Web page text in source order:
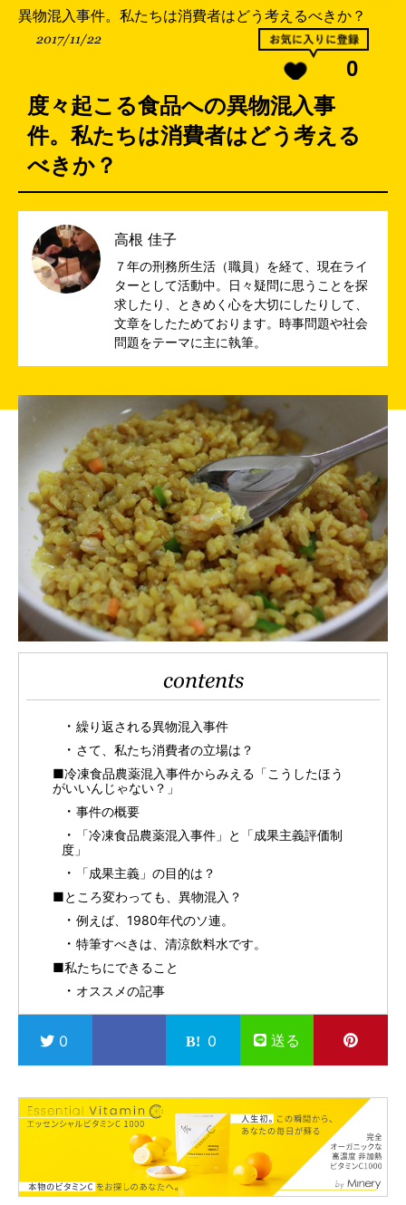
異物混入事件。私たちは消費者はどう考えるべきか？
2017/11/22
0
度々起こる食品への異物混入事
件。私たちは消費者はどう考える
べきか？
高根 佳子
７年の刑務所生活（職員）を経て、現在ライ
ターとして活動中。日々疑問に思うことを探
求したり、ときめく心を大切にしたりして、
文章をしたためております。時事問題や社会
問題をテーマに主に執筆。
contents
繰り返される異物混入事件
さて、私たち消費者の立場は？
■冷凍食品農薬混入事件からみえる「こうしたほう
がいいんじゃない？」
事件の概要
「冷凍食品農薬混入事件」と「成果主義評価制
度」
「成果主義」の目的は？
■ところ変わっても、異物混入？
例えば、1980年代のソ連。
特筆すべきは、清涼飲料水です。
■私たちにできること
オススメの記事
0 0 送る